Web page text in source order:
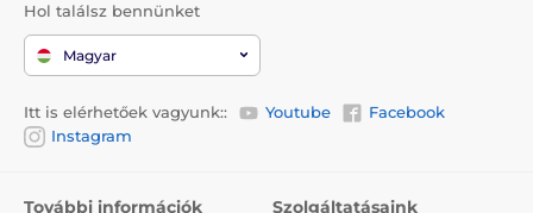
Hol találsz bennünket
Magyar
Itt is elérhetőek vagyunk:: Youtube
Facebook
Instagram
További információk Szolgáltatásaink